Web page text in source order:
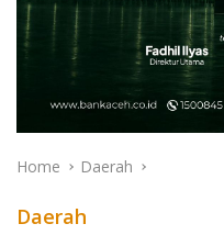
Home Daerah
Daerah